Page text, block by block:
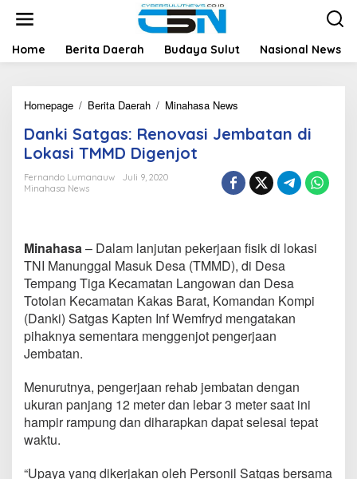
t
Home Berita Daerah Budaya Sulut Nasional News
Homepage / Berita Daerah / Minahasa News
n
S
a
s
R
e
n
o
v
J
e
m
Danki Satgas: Renovasi Jembatan di
Lokasi TMMD Digenjot
Fernando Lumanauw
Juli 9, 2020
Minahasa News
Minahasa– Dalam lanjutan pekerjaan fisik di lokasi
TNI Manunggal Masuk Desa (TMMD), di Desa
Tempang Tiga Kecamatan Langowan dan Desa
Totolan Kecamatan Kakas Barat, Komandan Kompi
(Danki) Satgas Kapten Inf Wemfryd mengatakan
pihaknya sementara menggenjot pengerjaan
Jembatan.
Menurutnya, pengerjaan rehab jembatan dengan
ukuran panjang 12 meter dan lebar 3 meter saat ini
hampir rampung dan diharapkan dapat selesai tepat
waktu.
“Upaya yang dikerjakan oleh Personil Satgas bersama